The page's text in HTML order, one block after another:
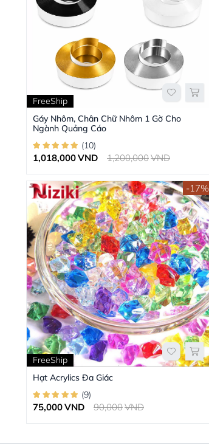
FreeShip
Gáy Nhôm, Chân Chữ Nhôm 1 Gờ Cho
Ngành Quảng Cáo
(10)
1,018,000VND 1,200,000VND
-17%
FreeShip
Hạt Acrylics Đa Giác
(9)
75,000VND 90,000VND